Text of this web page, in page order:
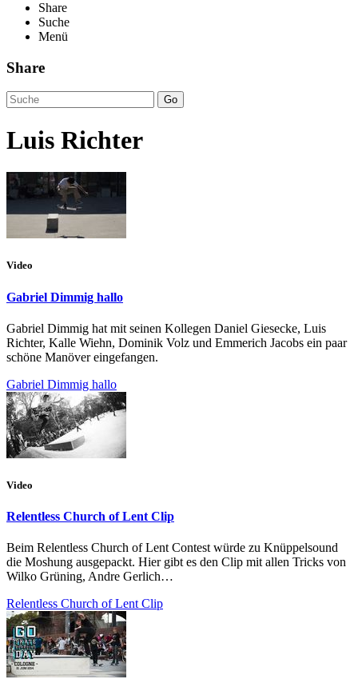
Share
Suche
Menü
Share
Go
Luis Richter
Video
Gabriel Dimmig hallo
Gabriel Dimmig hat mit seinen Kollegen Daniel Giesecke, Luis
Richter, Kalle Wiehn, Dominik Volz und Emmerich Jacobs ein paar
schöne Manöver eingefangen.
Gabriel Dimmig hallo
Video
Relentless Church of Lent Clip
Beim Relentless Church of Lent Contest würde zu Knüppelsound
die Moshung ausgepackt. Hier gibt es den Clip mit allen Tricks von
Wilko Grüning, Andre Gerlich…
Relentless Church of Lent Clip